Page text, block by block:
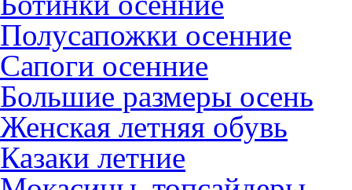
Полусапожки осенние
Сапоги осенние
Большие размеры осень
Женская летняя обувь
Казаки летние